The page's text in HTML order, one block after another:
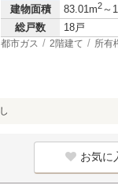
建物面積
83.01m2～
総戸数 18戸
都市ガス 2階建て 所有
お気に